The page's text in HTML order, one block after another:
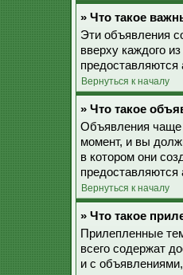
» Что такое
Эти объявления
вверху каждого
Вернуться к началу
» Что такое
Объявления чаще
момент, и вы
в котором они
предоставляются
Вернуться к началу
» Что такое
Прилепленные
всего содержат
и с